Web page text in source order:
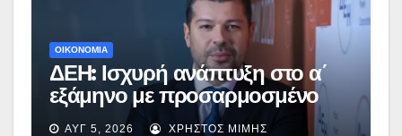
ΟΙΚΟΝΟΜΙΑ
ΔΕΗ: Ισχυρή ανάπτυξη στο α΄
εξάμηνο με προσαρμοσμένο
EBITDA στα €1,2 δισ.
ΑΥΓ 5, 2026 ΧΡΉΣΤΟΣ ΜΊΜΗΣ